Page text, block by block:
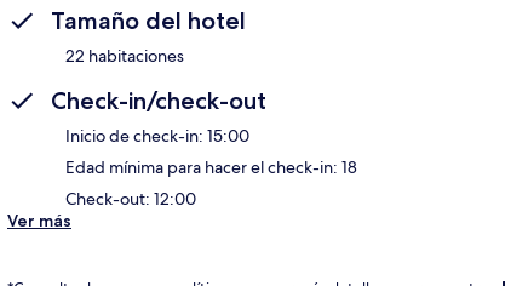
Tamaño del hotel
22 habitaciones
Check-in/check-out
Inicio de check-in: 15:00
Edad mínima para hacer el check-in: 18
Check-out: 12:00
Ver más